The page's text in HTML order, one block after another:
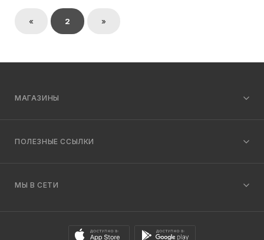
« 2 »
МАГАЗИНЫ
ПОЛЕЗНЫЕ ССЫЛКИ
МЫ В СЕТИ